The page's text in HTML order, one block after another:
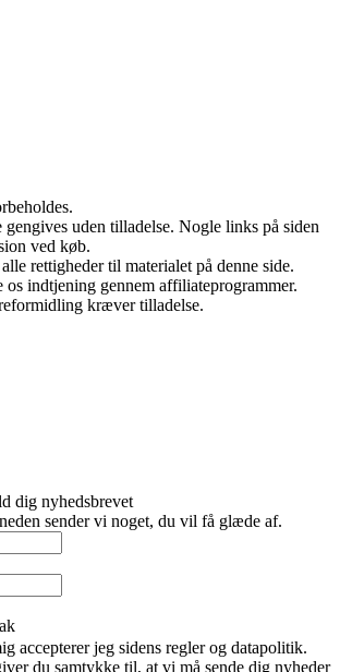
uden tilladelse. Nogle links på siden
ved køb.
rettigheder til materialet på denne side.
indtjening gennem affiliateprogrammer.
kræver tilladelse.
dig nyhedsbrevet
sender vi noget, du vil få glæde af.
accepterer jeg sidens regler og datapolitik.
du samtykke til, at vi må sende dig nyheder